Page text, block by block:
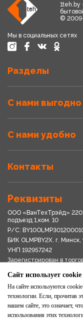
1teh.by
©
Мы в социальных сетях
Разделы
С нами выгодно
С нами удобно
Контакты
Реквизиты
ООО «ВанТехТрэйд»
подъезд 1,ком. 10
Р/С:
БИК OLMPBY2X. г.
УНП 192957242
Зарегистрирован в
Свидетельство о
Мингориспоплком
Политика
Положение о
Политика в
Сайт использует cookie
На сайте используются
технологии. Если, прочитав
нашем сайте, это означает,
использования этих